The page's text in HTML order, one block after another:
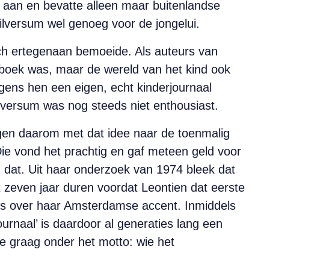
en bevatte alleen maar buitenlandse
wel genoeg voor de jongelui.
ertegenaan bemoeide. Als auteurs van
was, maar de wereld van het kind ook
hen een eigen, echt kinderjournaal
was nog steeds niet enthousiast.
daarom met dat idee naar de toenmalig
vond het prachtig en gaf meteen geld voor
Uit haar onderzoek van 1974 bleek dat
jaar duren voordat Leontien dat eerste
over haar Amsterdamse accent. Inmiddels
is daardoor al generaties lang een
graag onder het motto: wie het